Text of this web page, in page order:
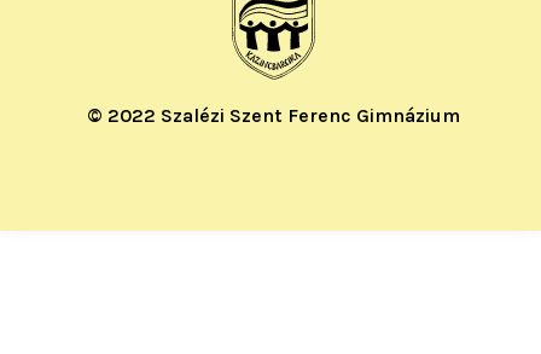
© 2022 Szalézi Szent Ferenc Gimnázium